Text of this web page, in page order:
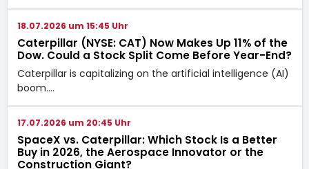
18.07.2026 um 15:45 Uhr
Caterpillar (NYSE: CAT) Now Makes Up 11% of the
Dow. Could a Stock Split Come Before Year-End?
Caterpillar is capitalizing on the artificial intelligence (AI)
boom.…
17.07.2026 um 20:45 Uhr
SpaceX vs. Caterpillar: Which Stock Is a Better
Buy in 2026, the Aerospace Innovator or the
Construction Giant?